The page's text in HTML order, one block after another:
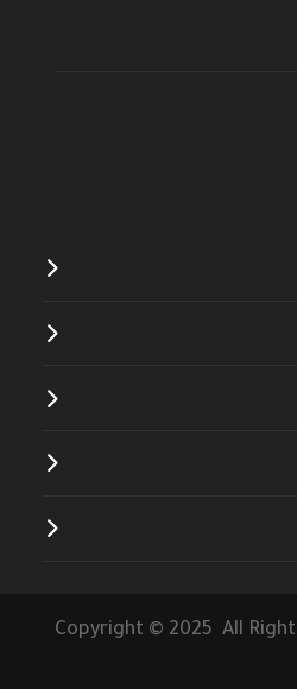
Copyright © 2025 All